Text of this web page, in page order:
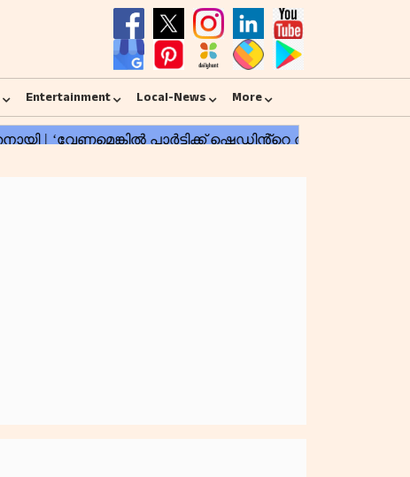
Entertainment Local-News More